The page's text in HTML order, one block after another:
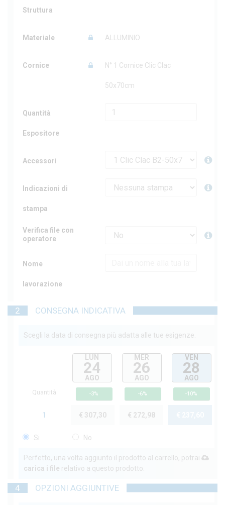
cm verticale o orizzontale.
outsideprint.com
Struttura
Materiale ALLUMINIO
Cornice N° 1 Cornice Clic Clac
50x70cm
Quantità
Espositore
Accessori
Indicazioni di
stampa
Verifica file con
operatore
Nome
lavorazione
2 CONSEGNA INDICATIVA
Scegli la data di consegna più adatta alle tue esigenze.
LUN
24
AGO
MER
26
AGO
VEN
28
AGO
Quantità -3% -6% -10%
1 € 307,30 € 272,98
Si No
Perfetto, una volta aggiunto il prodotto al carrello, potrai
carica i file relativo a questo prodotto.
4 OPZIONI AGGIUNTIVE